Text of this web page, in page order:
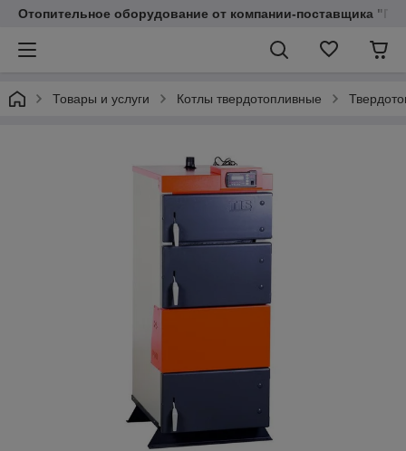
Отопительное оборудование от компании-поставщика
Товары и услуги Котлы твердотопливные